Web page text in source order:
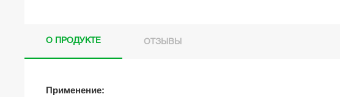
О ПРОДУКТЕ ОТЗЫВЫ
Применение: